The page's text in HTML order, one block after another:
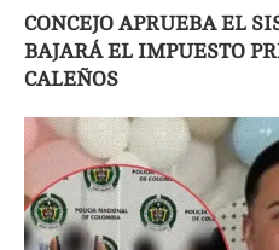
CONCEJO APRUEBA EL
BAJARÁ EL IMPUESTO
CALEÑOS